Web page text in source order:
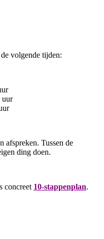
volgende tijden:
uur
afspreken. Tussen de
ding doen.
concreet 10-stappenplan.